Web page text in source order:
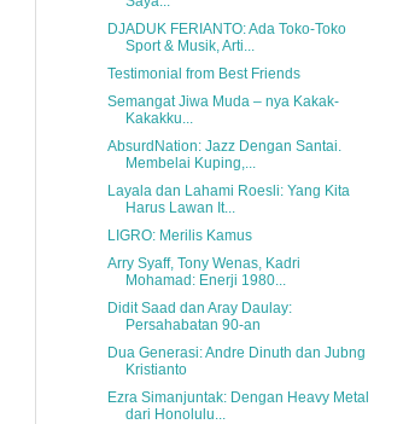
DJADUK FERIANTO: Ada Toko-Toko
Sport & Musik, Arti...
Testimonial from Best Friends
Semangat Jiwa Muda – nya Kakak-
Kakakku...
AbsurdNation: Jazz Dengan Santai.
Membelai Kuping,...
Layala dan Lahami Roesli: Yang Kita
Harus Lawan It...
LIGRO: Merilis Kamus
Arry Syaff, Tony Wenas, Kadri
Mohamad: Enerji 1980...
Didit Saad dan Aray Daulay:
Persahabatan 90-an
Dua Generasi: Andre Dinuth dan Jubng
Kristianto
Ezra Simanjuntak: Dengan Heavy Metal
dari Honolulu...